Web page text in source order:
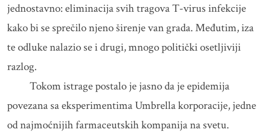
jednostavno: eliminacija svih tragova T-virus infekcije
kako bi se sprečilo njeno širenje van grada. Međutim, iza
te odluke nalazio se i drugi, mnogo politički osetljiviji
razlog.
Tokom istrage postalo je jasno da je epidemija
povezana sa eksperimentima Umbrella korporacije, jedne
od najmoćnijih farmaceutskih kompanija na svetu.